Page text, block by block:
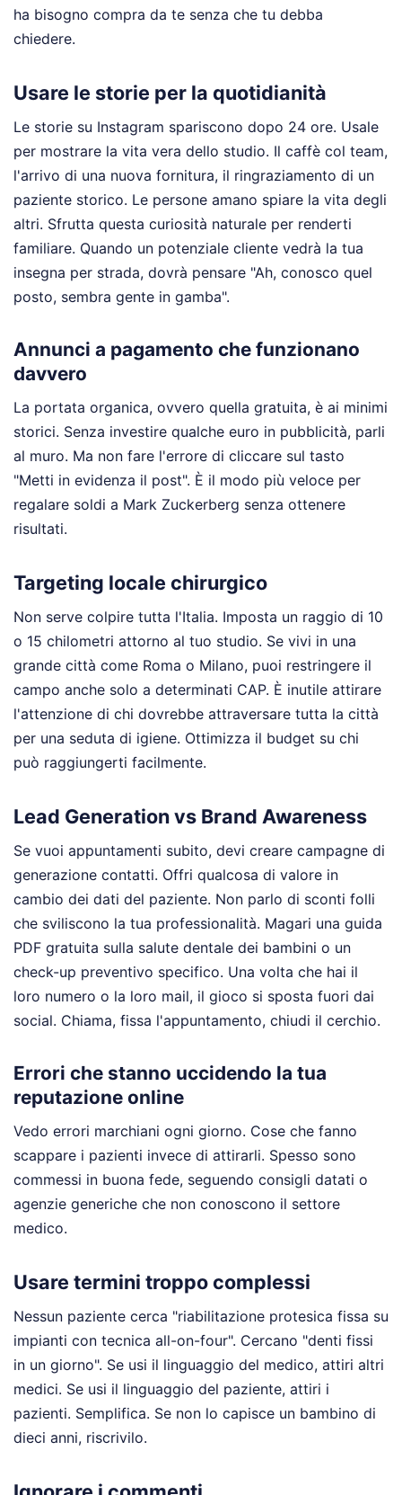
ha bisogno compra da te senza che tu debba
chiedere.
Usare le storie per la quotidianità
Le storie su Instagram spariscono dopo 24 ore. Usale
per mostrare la vita vera dello studio. Il caffè col team,
l'arrivo di una nuova fornitura, il ringraziamento di un
paziente storico. Le persone amano spiare la vita degli
altri. Sfrutta questa curiosità naturale per renderti
familiare. Quando un potenziale cliente vedrà la tua
insegna per strada, dovrà pensare "Ah, conosco quel
posto, sembra gente in gamba".
Annunci a pagamento che funzionano
davvero
La portata organica, ovvero quella gratuita, è ai minimi
storici. Senza investire qualche euro in pubblicità, parli
al muro. Ma non fare l'errore di cliccare sul tasto
"Metti in evidenza il post". È il modo più veloce per
regalare soldi a Mark Zuckerberg senza ottenere
risultati.
Targeting locale chirurgico
Non serve colpire tutta l'Italia. Imposta un raggio di 10
o 15 chilometri attorno al tuo studio. Se vivi in una
grande città come Roma o Milano, puoi restringere il
campo anche solo a determinati CAP. È inutile attirare
l'attenzione di chi dovrebbe attraversare tutta la città
per una seduta di igiene. Ottimizza il budget su chi
può raggiungerti facilmente.
Lead Generation vs Brand Awareness
Se vuoi appuntamenti subito, devi creare campagne di
generazione contatti. Offri qualcosa di valore in
cambio dei dati del paziente. Non parlo di sconti folli
che sviliscono la tua professionalità. Magari una guida
PDF gratuita sulla salute dentale dei bambini o un
check-up preventivo specifico. Una volta che hai il
loro numero o la loro mail, il gioco si sposta fuori dai
social. Chiama, fissa l'appuntamento, chiudi il cerchio.
Errori che stanno uccidendo la tua
reputazione online
Vedo errori marchiani ogni giorno. Cose che fanno
scappare i pazienti invece di attirarli. Spesso sono
commessi in buona fede, seguendo consigli datati o
agenzie generiche che non conoscono il settore
medico.
Usare termini troppo complessi
Nessun paziente cerca "riabilitazione protesica fissa su
impianti con tecnica all-on-four". Cercano "denti fissi
in un giorno". Se usi il linguaggio del medico, attiri altri
medici. Se usi il linguaggio del paziente, attiri i
pazienti. Semplifica. Se non lo capisce un bambino di
dieci anni, riscrivilo.